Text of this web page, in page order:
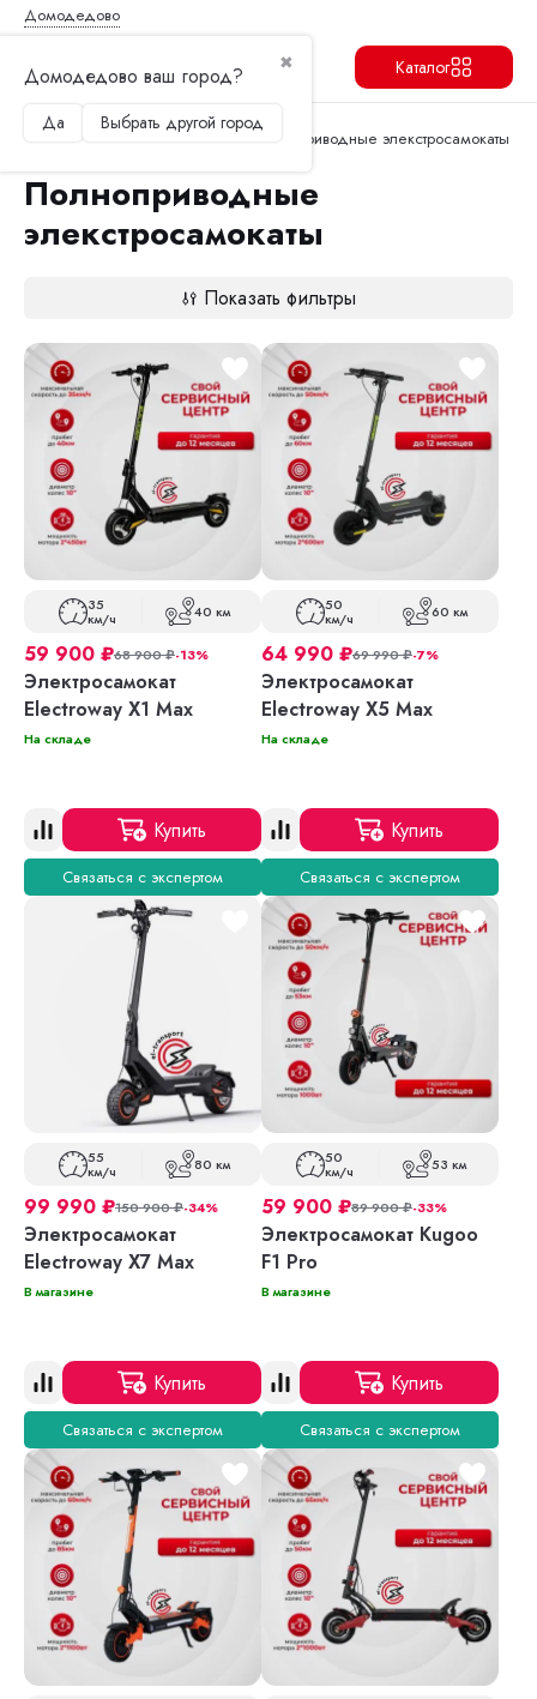
Домодедово
✖
Домодедово ваш город?
Да Выбрать другой город
Каталог
Главная Электросамокаты Полноприводные элекстросамокаты
Полноприводные
элекстросамокаты
Показать фильтры
35
км/ч 40 км
59 900 ₽68 900₽-13%
Электросамокат
Electroway X1 Max
На складе
Купить
Связаться с экспертом
50
км/ч 60 км
64 990 ₽69 990₽-7%
Электросамокат
Electroway X5 Max
На складе
Купить
Связаться с экспертом
55
км/ч 80 км
99 990 ₽150 900₽-34%
Электросамокат
Electroway X7 Max
В магазине
Купить
Связаться с экспертом
50
км/ч 53 км
59 900 ₽89 900₽-33%
Электросамокат Kugoo
F1 Pro
В магазине
Купить
Связаться с экспертом
Продолжить Перейти в корзину